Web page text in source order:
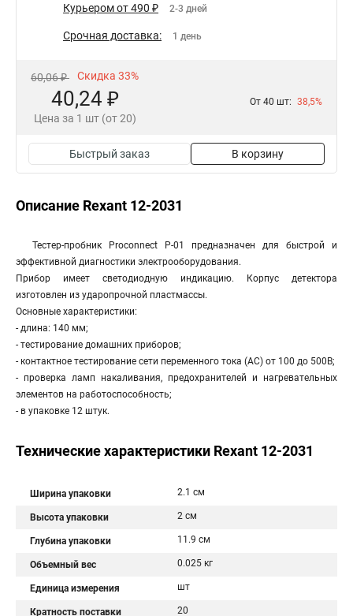
Курьером от 490 ₽ 2-3 дней
Срочная доставка: 1 день
60,06 ₽ Скидка 33%
40,24 ₽
Цена за 1 шт (от 20)
От 40 шт: 38,5%
Быстрый заказ В корзину
Описание Rexant 12-2031
Тестер-пробник Proconnect P-01 предназначен для быстрой и
эффективной диагностики электрооборудования.
Прибор имеет светодиодную индикацию. Корпус детектора
изготовлен из ударопрочной пластмассы.
Основные характеристики:
- длина: 140 мм;
- тестирование домашних приборов;
- контактное тестирование сети переменного тока (AC) от 100 до 500В;
- проверка ламп накаливания, предохранителей и нагревательных
элементов на работоспособность;
- в упаковке 12 штук.
Технические характеристики Rexant 12-2031
Ширина упаковки 2.1 см
Высота упаковки 2 см
Глубина упаковки 11.9 см
Объемный вес 0.025 кг
Единица измерения шт
Кратность поставки 20